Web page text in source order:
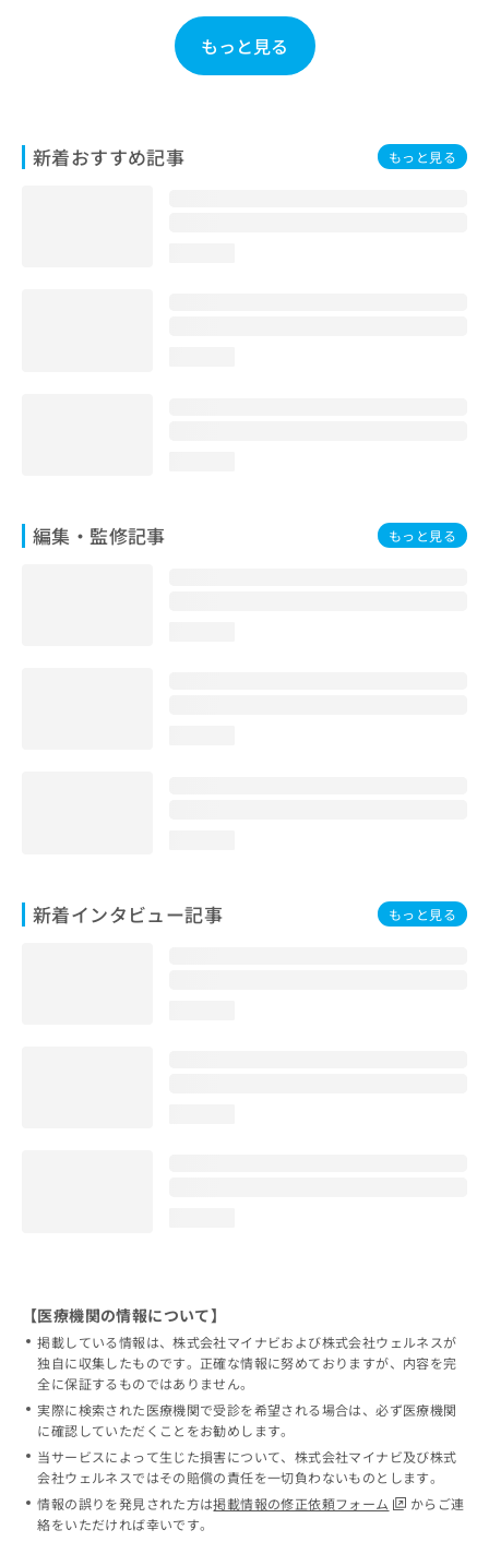
もっと見る
新着おすすめ記事 もっと見る
編集・監修記事 もっと見る
新着インタビュー記事 もっと見る
は
こ
【医療機関の情報について】
掲載している情報は、株式会社マイナビおよび株式会社ウェルネスが
独自に収集したものです。正確な情報に努めておりますが、内容を完
全に保証するものではありません。
実際に検索された医療機関で受診を希望される場合は、必ず医療機関
に確認していただくことをお勧めします。
当サービスによって生じた損害について、株式会社マイナビ及び株式
会社ウェルネスではその賠償の責任を一切負わないものとします。
情報の誤りを発見された方は掲載情報の修正依頼フォーム
からご連
絡をいただければ幸いです。